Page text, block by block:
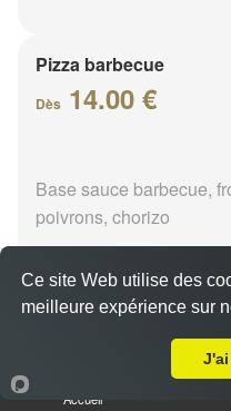
Pizza barbecue
Dès 14.00 €
Base sauce barbecue,
poivrons, chorizo
Accueil
Ce site Web utilise des
meilleure expérience sur